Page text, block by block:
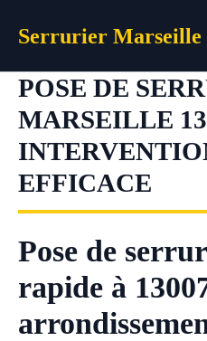
Serrurier Marseille
POSE DE
MARSEILLE
EFFICACE
Pose de
rapide à